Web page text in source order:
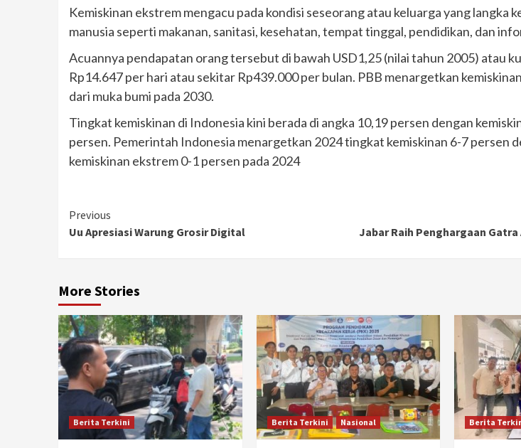
Kemiskinan ekstrem mengacu pada kondisi seseorang atau keluarga yang langka
manusia seperti makanan, sanitasi, kesehatan, tempat tinggal, pendidikan, dan
Acuannya pendapatan orang tersebut di bawah USD1,25 (nilai tahun 2005) atau
Rp14.647 per hari atau sekitar Rp439.000 per bulan. PBB menargetkan
dari muka bumi pada 2030.
Tingkat kemiskinan di Indonesia kini berada di angka 10,19 persen dengan
persen. Pemerintah Indonesia menargetkan 2024 tingkat kemiskinan 6-7 persen
kemiskinan ekstrem 0-1 persen pada 2024
Continue
Reading
Previous
Uu Apresiasi Warung Grosir Digital
Jabar Raih Penghargaan Gatra
More Stories
Berita Terkini Berita Terkini Nasional Berita
Otomotif
Ducati
Mugello, Usung
2 months ago
JAK ONE – Perayaan